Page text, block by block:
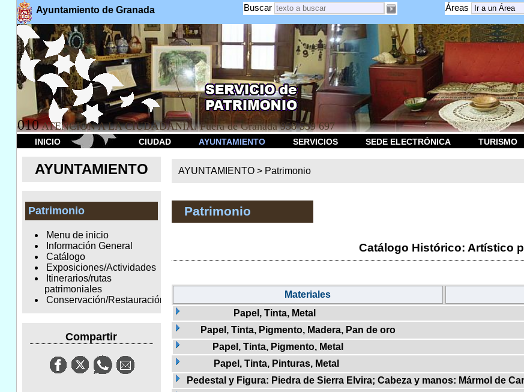
Ayuntamiento de Granada Áreas
Buscar
010 ATENCION A LA CIUDADANÍA. Fuera de Granada 958 539 697
INICIO CIUDAD AYUNTAMIENTO SERVICIOS SEDE ELECTRÓNICA TURISMO
AYUNTAMIENTO
Patrimonio
Menu de inicio
Información General
Catálogo
Exposiciones/Actividades
Itinerarios/rutas
patrimoniales
Conservación/Restauración
Compartir
AYUNTAMIENTO > Patrimonio
Patrimonio
Catálogo Histórico: Artístico
Materiales
Papel, Tinta, Metal
Papel, Tinta, Pigmento, Madera, Pan de oro
Papel, Tinta, Pigmento, Metal
Papel, Tinta, Pinturas, Metal
Pedestal y Figura: Piedra de Sierra Elvira; Cabeza y manos: Mármol de